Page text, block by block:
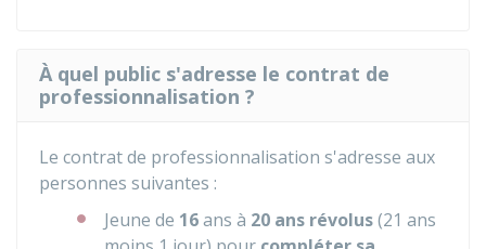
À quel public s'adresse le contrat de
professionnalisation ?
Le contrat de professionnalisation s'adresse aux
personnes suivantes :
Jeune de 16ans à 20 ans révolus(21 ans